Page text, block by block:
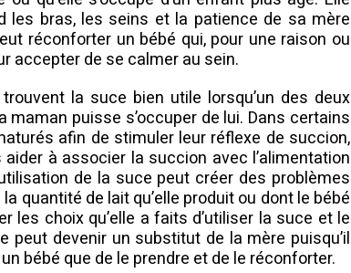
les bras, les seins et la patience de sa mère
réconforter un bébé qui, pour une raison ou
accepter de se calmer au sein.
la suce bien utile lorsqu’un des deux
puisse s’occuper de lui. Dans certains
afin de stimuler leur réflexe de succion,
à associer la succion avec l’alimentation
de la suce peut créer des problèmes
quantité de lait qu’elle produit ou dont le bébé
les choix qu’elle a faits d’utiliser la suce et le
peut devenir un substitut de la mère puisqu’il
bébé que de le prendre et de le réconforter.